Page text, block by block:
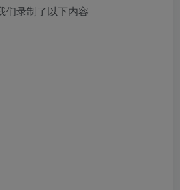
们录制了以下内容